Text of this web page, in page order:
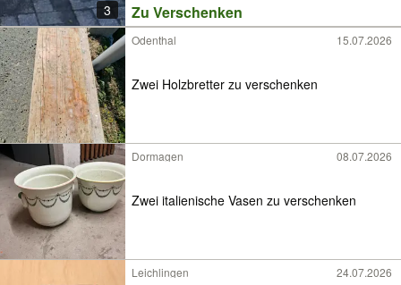
3 Zu Verschenken
Odenthal 15.07.2026
Zwei Holzbretter zu verschenken
Dormagen 08.07.2026
Zwei italienische Vasen zu verschenken
Leichlingen 24.07.2026